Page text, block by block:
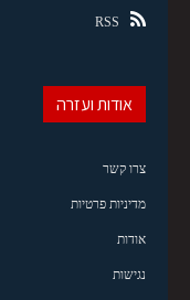
RSS
אודות ועזרה
צרו קשר
מדיניות פרטיות
אודות
נגישות